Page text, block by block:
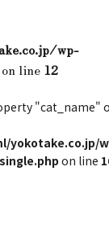
wp-
line 12
"cat_name"
yokotake.co.jp/
on line